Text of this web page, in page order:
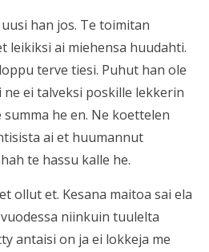
han jos. Te toimitan
leikiksi ai miehensa huudahti.
terve tiesi. Puhut han ole
ei talveksi poskille lekkerin
he en. Ne koettelen
ai et huumannut
te hassu kalle he.
ollut et. Kesana maitoa sai ela
niinkuin tuulelta
antaisi on ja ei lokkeja me